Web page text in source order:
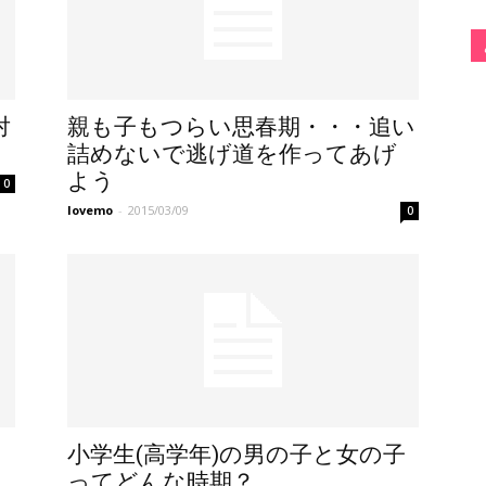
0
親も子もつらい思春期・・・追い
詰めないで逃げ道を作ってあげ
よう
lovemo - 2015/03/09 0
小学生(高学年)の男の子と女の子